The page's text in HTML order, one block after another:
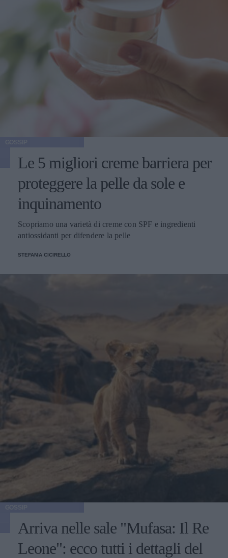
Le 5 migliori creme barriera per
proteggere la pelle da sole e
inquinamento
Scopriamo una varietà di creme con SPF e ingredienti
antiossidanti per difendere la pelle
STEFANIA CICIRELLO
Arriva nelle sale "Mufasa: Il Re
Leone": ecco tutti i dettagli del